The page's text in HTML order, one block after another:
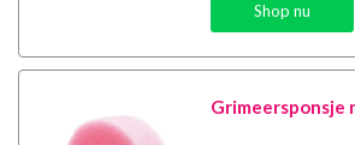
Shop nu
Grimeersponsje